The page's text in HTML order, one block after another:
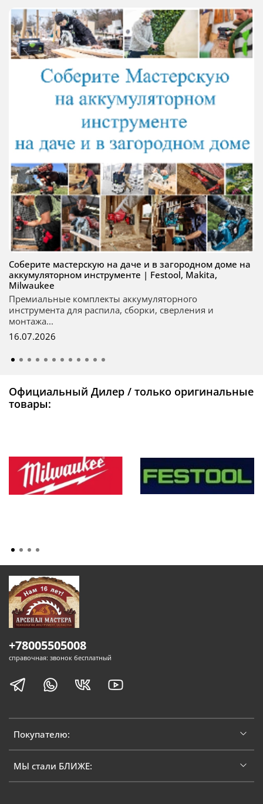
Соберите мастерскую на даче и в загородном доме на
аккумуляторном инструменте | Festool, Makita,
Milwaukee
Премиальные комплекты аккумуляторного
инструмента для распила, сборки, сверления и
монтажа...
16.07.2026
Официальный Дилер / только оригинальные
товары:
Покупателю:
МЫ стали БЛИЖЕ:
+78005505008
справочная: звонок бесплатный